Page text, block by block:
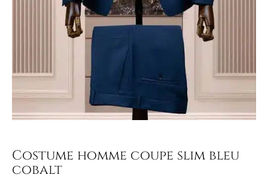
Costume homme coupe slim bleu
cobalt